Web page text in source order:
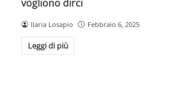
vogliono dirci
Ilaria Losapio Febbraio 6, 2025
Leggi di più